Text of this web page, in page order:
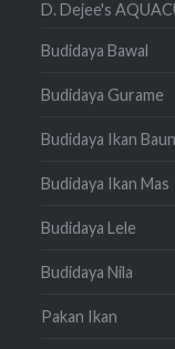
D. Dejee's
Budidaya Bawal
Budidaya Gurame
Budidaya Ikan
Budidaya Ikan Mas
Budidaya Lele
Budidaya Nila
Pakan Ikan